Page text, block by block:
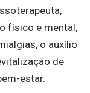
físico e mental,
o auxílio
de
estar.